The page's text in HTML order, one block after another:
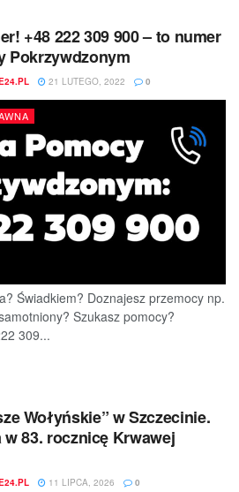
+48 222 309 900 – to numer
Pokrzywdzonym
21 LUTEGO, 2022 0
Świadkiem? Doznajesz przemocy np.
Szukasz pomocy?
309...
Wołyńskie” w Szczecinie.
83. rocznicę Krwawej
11 LIPCA, 2026 0